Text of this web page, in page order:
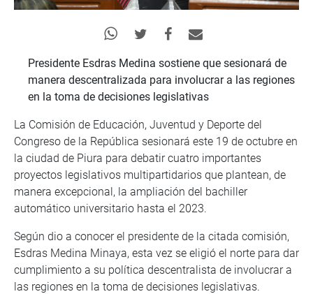
Presidente Esdras Medina sostiene que sesionará de
manera descentralizada para involucrar a las regiones
en la toma de decisiones legislativas
La Comisión de Educación, Juventud y Deporte del
Congreso de la República sesionará este 19 de octubre en
la ciudad de Piura para debatir cuatro importantes
proyectos legislativos multipartidarios que plantean, de
manera excepcional, la ampliación del bachiller
automático universitario hasta el 2023.
Según dio a conocer el presidente de la citada comisión,
Esdras Medina Minaya, esta vez se eligió el norte para dar
cumplimiento a su política descentralista de involucrar a
las regiones en la toma de decisiones legislativas.